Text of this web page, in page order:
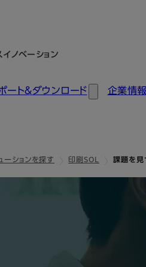
ノベーション
ート＆ダウンロード 企業情報
ーションを探す 印刷SOL 課題を見